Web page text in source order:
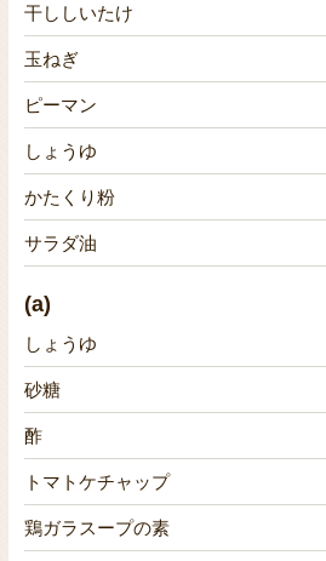
干ししいたけ
玉ねぎ
ピーマン
しょうゆ
かたくり粉
サラダ油
(a)
しょうゆ
砂糖
酢
トマトケチャップ
鶏ガラスープの素